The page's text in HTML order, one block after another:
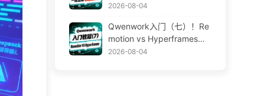
2026-08-04
Qwenwork入门（七）！Re
motion vs Hyperframes！A
I视频神器！
2026-08-04